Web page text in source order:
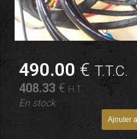
490.00€T.T.C.
408.33 € H.T.
En stock